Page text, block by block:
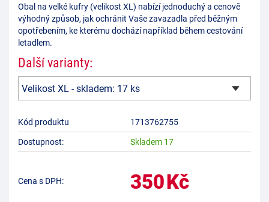
Obal na velké kufry (velikost XL) nabízí jednoduchý a cenově
výhodný způsob, jak ochránit Vaše zavazadla před běžným
opotřebením, ke kterému dochází například během cestování
letadlem.
Další varianty:
Kód produktu
1713762755
Dostupnost:
Skladem 17
Cena s DPH: 350Kč